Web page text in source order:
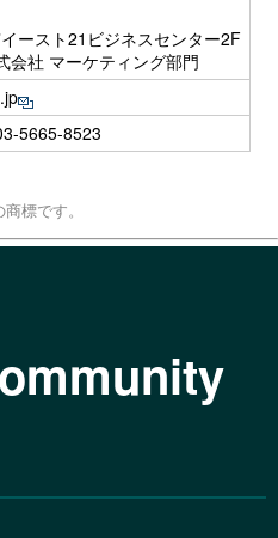
ースト21ビジネスセンター2F
会社 マーケティング部門
5665-8523
標です。